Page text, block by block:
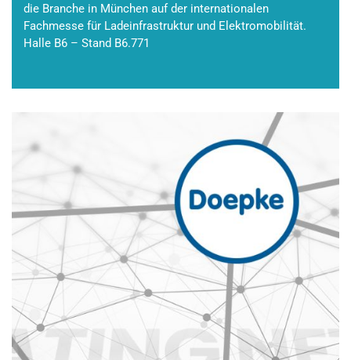
die Branche in München auf der internationalen
Fachmesse für Ladeinfrastruktur und Elektromobilität.
Halle B6 – Stand B6.771